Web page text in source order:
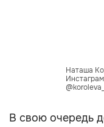
Наташа
В свою очередь